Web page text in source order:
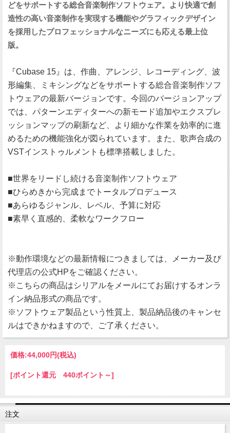
どをサポートする総合音楽制作ソフトウェア。より快適で創
造性の高い音楽制作を実現する機能やグラフィックデザイン
を採用したプロフェッショナルなニーズにも応える最上位
版。
『Cubase 15』は、作曲、アレンジ、レコーディング、波
形編集、ミキシングなどをサポートする総合音楽制作ソフ
トウェアの最新バージョンです。今回のバージョンアップ
では、パターンエディターへの新モード追加やエクスプレ
ッションマップの刷新など、より細かな作業を効率的に進
めるための機能強化が図られています。また、歌声合成の
VSTインストゥルメントも標準搭載しました。
■世界をリードし続ける音楽制作ソフトウェア
■ひらめきから完成までトータルプロデュース
■あらゆるジャンル、レベル、予算に対応
■素早く直感的、柔軟なワークフロー
※動作環境などの最新情報につきましては、メーカー及び
代理店の公式HPをご確認ください。
※こちらの商品はシリアルをメールにてお届けするオンラ
イン納品形式の商品です。
※ソフトウェア製品という性質上、製品納品後のキャンセ
ルはできかねますので、ご了承ください。
価格:44,000円(税込)
[ポイント還元 440ポイント～]
注文